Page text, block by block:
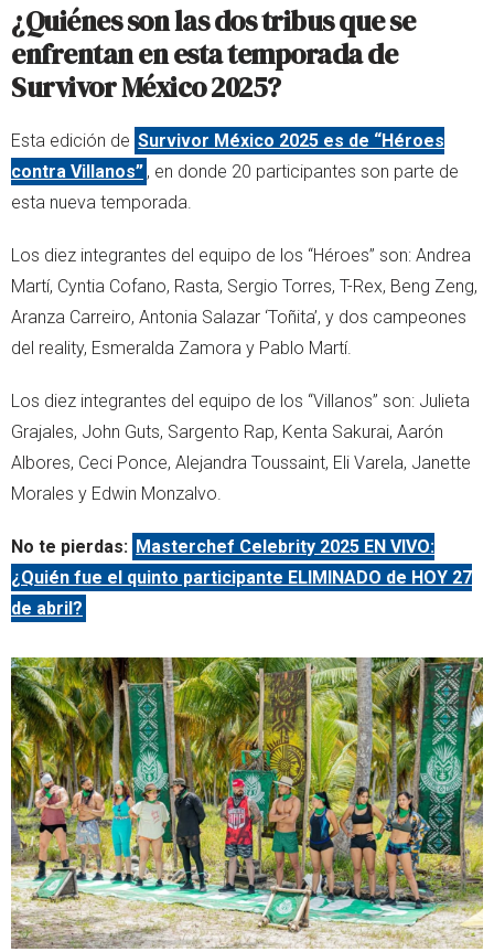
¿Quiénes son las dos tribus que se
enfrentan en esta temporada de
Survivor México 2025?
Esta edición de Survivor México 2025 es de “Héroes
contra Villanos” , en donde 20 participantes son parte de
esta nueva temporada.
Los diez integrantes del equipo de los “Héroes” son: Andrea
Martí, Cyntia Cofano, Rasta, Sergio Torres, T-Rex, Beng Zeng,
Aranza Carreiro, Antonia Salazar ‘Toñita’, y dos campeones
del reality, Esmeralda Zamora y Pablo Martí.
Los diez integrantes del equipo de los “Villanos” son: Julieta
Grajales, John Guts, Sargento Rap, Kenta Sakurai, Aarón
Albores, Ceci Ponce, Alejandra Toussaint, Eli Varela, Janette
Morales y Edwin Monzalvo.
No te pierdas: Masterchef Celebrity 2025 EN VIVO:
¿Quién fue el quinto participante ELIMINADO de HOY 27
de abril?